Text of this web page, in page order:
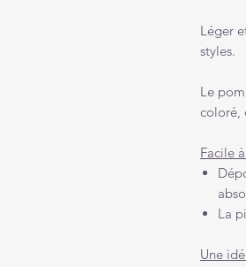
Léger
styles.
Le
coloré,
Facile
La
Une